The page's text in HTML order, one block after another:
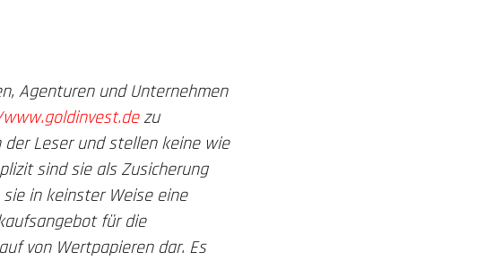
Agenturen und Unternehmen
zu
Leser und stellen keine wie
sind sie als Zusicherung
in keinster Weise eine
für die
von Wertpapieren dar. Es